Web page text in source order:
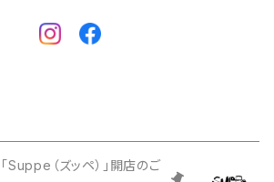
Suppe（ズッペ）」開店のご